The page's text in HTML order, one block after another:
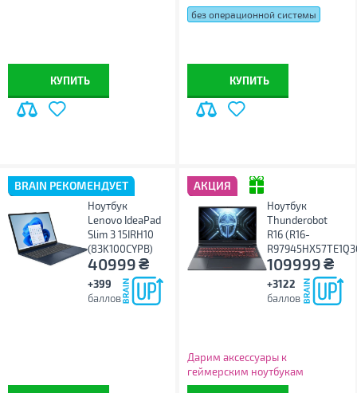
КУПИТЬ
без операционной системы
КУПИТЬ
BRAIN РЕКОМЕНДУЕТ
Ноутбук
Lenovo IdeaPad
Slim 3 15IRH10
(83K100CYPB)
40999₴
+399
баллов
АКЦИЯ
Ноутбук
Thunderobot
R16 (R16-
109999₴
+3122
баллов
Дарим аксессуары к
геймерским ноутбукам
Thunderobot!